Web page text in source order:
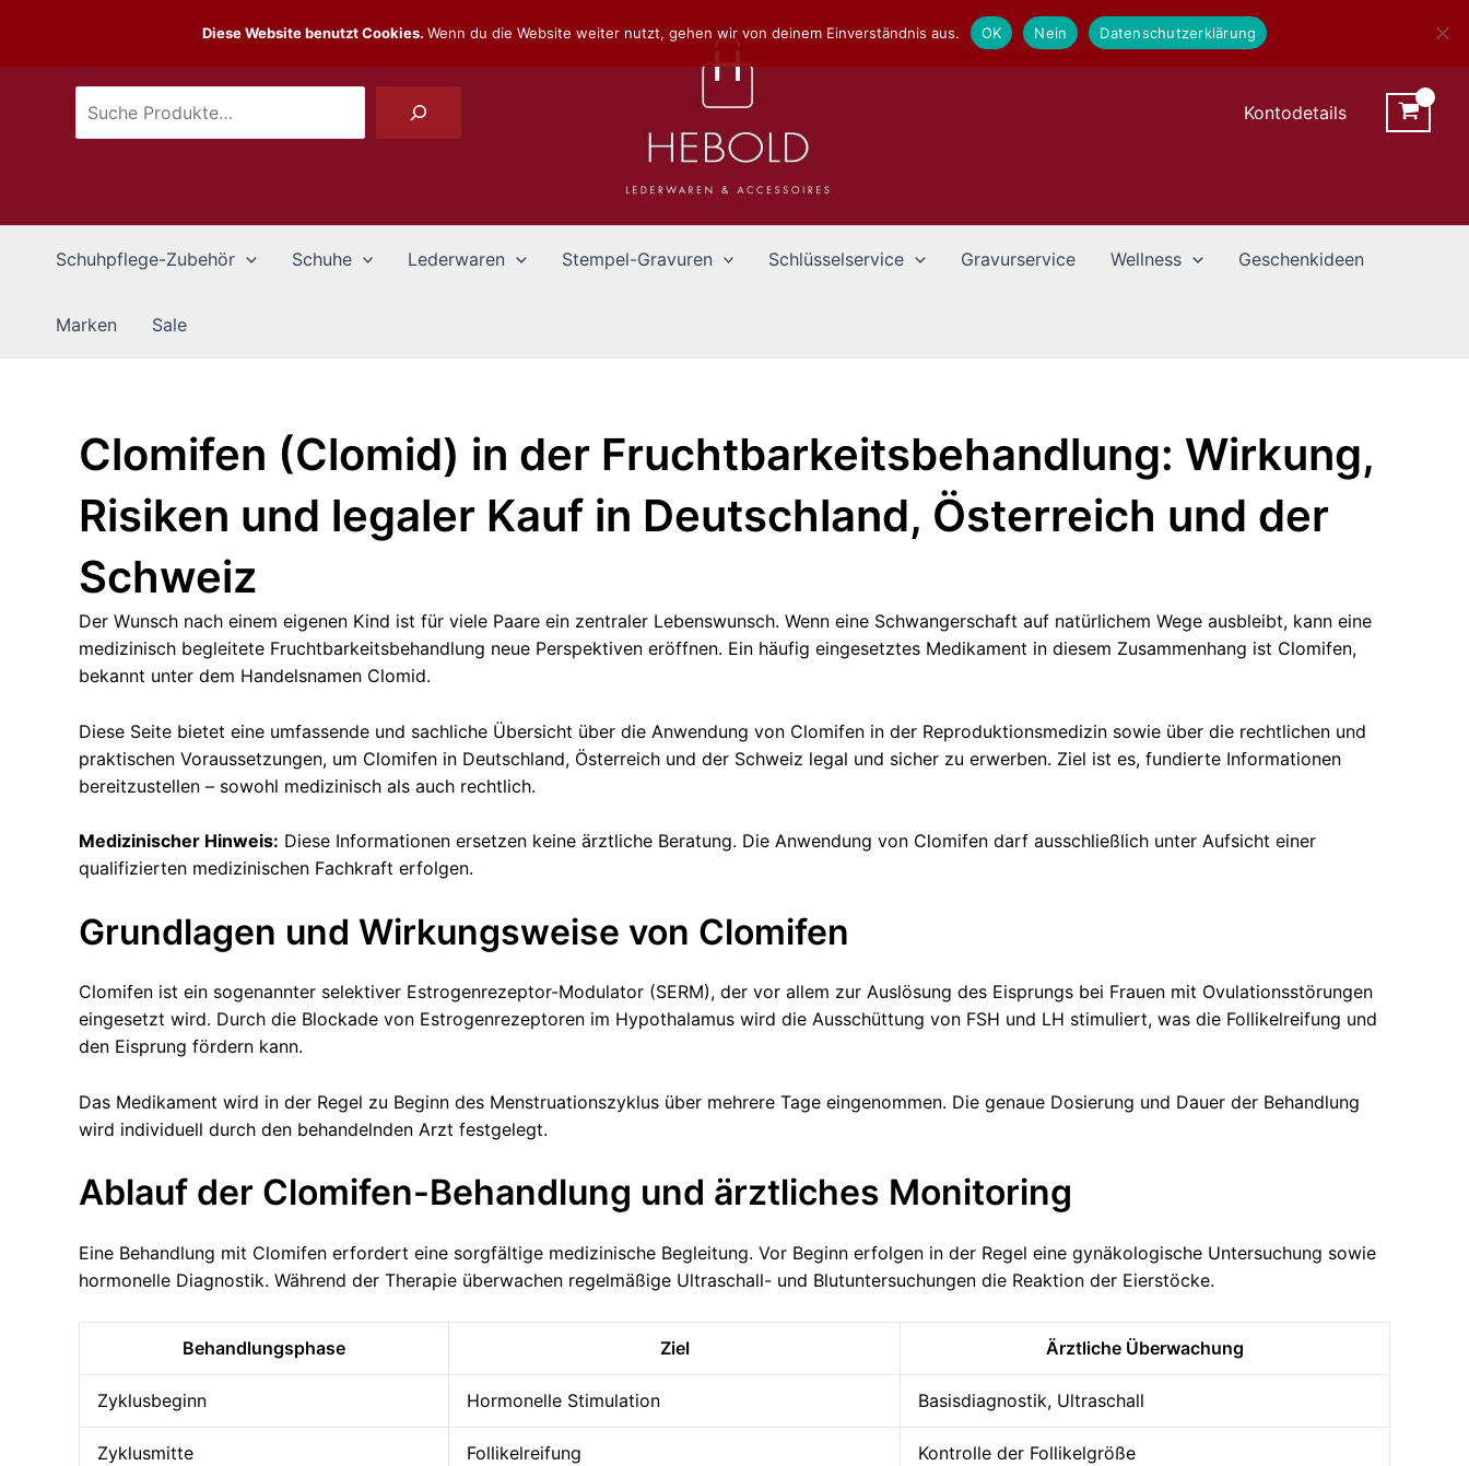
springen
Kontodetails
Schuhpflege-Zubehör Schuhe Lederwaren Stempel-Gravuren Schlüsselservice Gravurservice Wellness Geschenkideen
Marken Sale
Clomifen (Clomid) in der Fruchtbarkeitsbehandlung: Wirkung,
Risiken und legaler Kauf in Deutschland, Österreich und der
Schweiz
Der Wunsch nach einem eigenen Kind ist für viele Paare ein zentraler Lebenswunsch. Wenn eine Schwangerschaft auf natürlichem Wege ausbleibt, kann eine
medizinisch begleitete Fruchtbarkeitsbehandlung neue Perspektiven eröffnen. Ein häufig eingesetztes Medikament in diesem Zusammenhang ist Clomifen,
bekannt unter dem Handelsnamen Clomid.
Diese Seite bietet eine umfassende und sachliche Übersicht über die Anwendung von Clomifen in der Reproduktionsmedizin sowie über die rechtlichen und
praktischen Voraussetzungen, um Clomifen in Deutschland, Österreich und der Schweiz legal und sicher zu erwerben. Ziel ist es, fundierte Informationen
bereitzustellen – sowohl medizinisch als auch rechtlich.
Medizinischer Hinweis: Diese Informationen ersetzen keine ärztliche Beratung. Die Anwendung von Clomifen darf ausschließlich unter Aufsicht einer
qualifizierten medizinischen Fachkraft erfolgen.
Grundlagen und Wirkungsweise von Clomifen
Clomifen ist ein sogenannter selektiver Estrogenrezeptor-Modulator (SERM), der vor allem zur Auslösung des Eisprungs bei Frauen mit Ovulationsstörungen
eingesetzt wird. Durch die Blockade von Estrogenrezeptoren im Hypothalamus wird die Ausschüttung von FSH und LH stimuliert, was die Follikelreifung und
den Eisprung fördern kann.
Das Medikament wird in der Regel zu Beginn des Menstruationszyklus über mehrere Tage eingenommen. Die genaue Dosierung und Dauer der Behandlung
wird individuell durch den behandelnden Arzt festgelegt.
Ablauf der Clomifen-Behandlung und ärztliches Monitoring
Eine Behandlung mit Clomifen erfordert eine sorgfältige medizinische Begleitung. Vor Beginn erfolgen in der Regel eine gynäkologische Untersuchung sowie
hormonelle Diagnostik. Während der Therapie überwachen regelmäßige Ultraschall- und Blutuntersuchungen die Reaktion der Eierstöcke.
Behandlungsphase Ziel Ärztliche Überwachung
Zyklusbeginn Hormonelle Stimulation Basisdiagnostik, Ultraschall
Zyklusmitte Follikelreifung Kontrolle der Follikelgröße
Diese Website benutzt Cookies. Wenn du die Website weiter nutzt, gehen wir von deinem Einverständnis aus. OK Nein Datenschutzerklärung